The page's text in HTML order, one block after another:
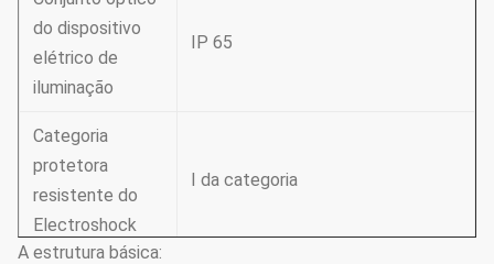
do dispositivo
elétrico de
iluminação
IP 65
Categoria
protetora
resistente do
Electroshock
Ⅰ da categoria
A estrutura básica: